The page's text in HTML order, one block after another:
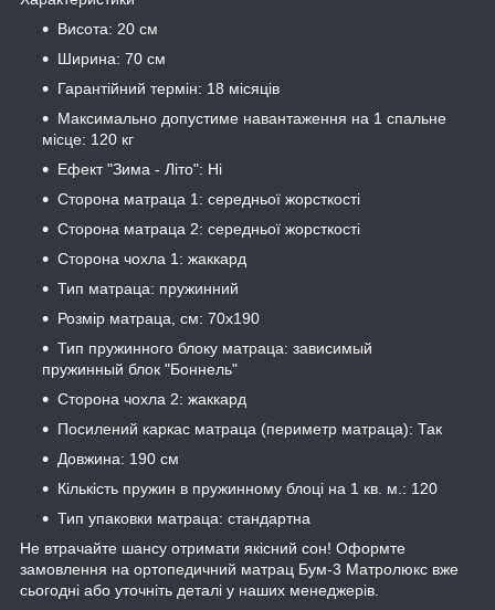
Висота: 20 см
Ширина: 70 см
Гарантійний термін: 18 місяців
Максимально допустиме навантаження на 1 спальне
місце: 120 кг
Ефект "Зима - Літо": Ні
Сторона матраца 1: середньої жорсткості
Сторона матраца 2: середньої жорсткості
Сторона чохла 1: жаккард
Тип матраца: пружинний
Розмір матраца, см: 70х190
Тип пружинного блоку матраца: зависимый
пружинный блок "Боннель"
Сторона чохла 2: жаккард
Посилений каркас матраца (периметр матраца): Так
Довжина: 190 см
Кількість пружин в пружинному блоці на 1 кв. м.: 120
Тип упаковки матраца: стандартна
Не втрачайте шансу отримати якісний сон! Оформте
замовлення на ортопедичний матрац Бум-3 Матролюкс вже
сьогодні або уточніть деталі у наших менеджерів.